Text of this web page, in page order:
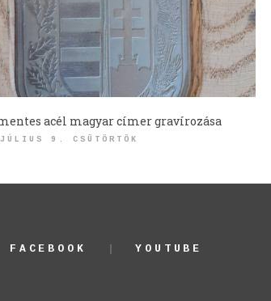
acél magyar címer gravírozása
9. CSÜTÖRTÖK
FACEBOOK YOUTUBE